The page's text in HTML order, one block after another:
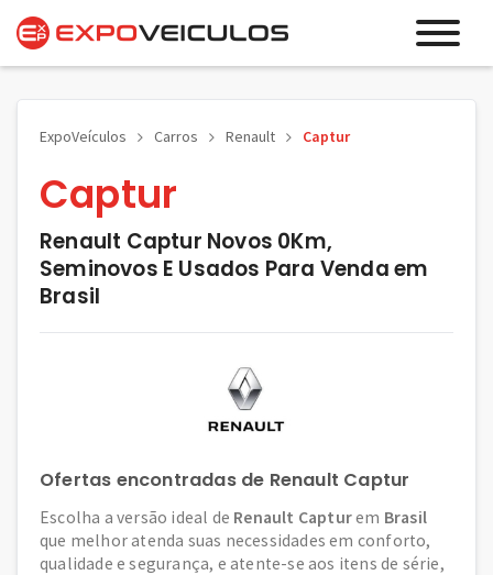
ExpoVeículos Carros Renault Captur
Captur
Renault Captur Novos 0Km,
Seminovos E Usados Para Venda em
Brasil
Ofertas encontradas de Renault Captur
Escolha a versão ideal de Renault Capturem Brasil
que melhor atenda suas necessidades em conforto,
qualidade e segurança, e atente-se aos itens de série,